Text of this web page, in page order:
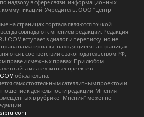
надзору в сфере связи, информационных
коммуникаций. Учредитель: ООО “Центр
на страницах портала являются точкой
совпадают с мнением редакции. Редакция
вступает в диалог и переписку, но не
права на материалы, находящиеся на страницах
в соответствии с законодательством РФ,
праве и смежных правах. При любом
сайта и сателлитных проектов –
обязательна.
самостоятельным сателлитным проектом и
к деятельности редакции. Мнения
в рубрике “Мнения” может не